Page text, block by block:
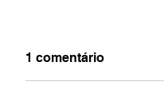
1 comentário